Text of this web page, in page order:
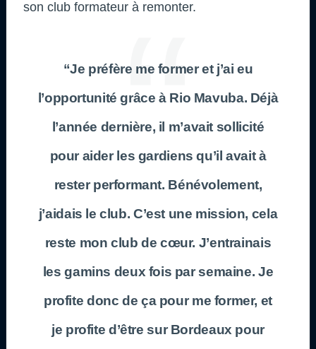
son club formateur à remonter.
“Je préfère me former et j’ai eu
l’opportunité grâce à Rio Mavuba. Déjà
l’année dernière, il m’avait sollicité
pour aider les gardiens qu’il avait à
rester performant. Bénévolement,
j’aidais le club. C’est une mission, cela
reste mon club de cœur. J’entrainais
les gamins deux fois par semaine. Je
profite donc de ça pour me former, et
je profite d’être sur Bordeaux pour